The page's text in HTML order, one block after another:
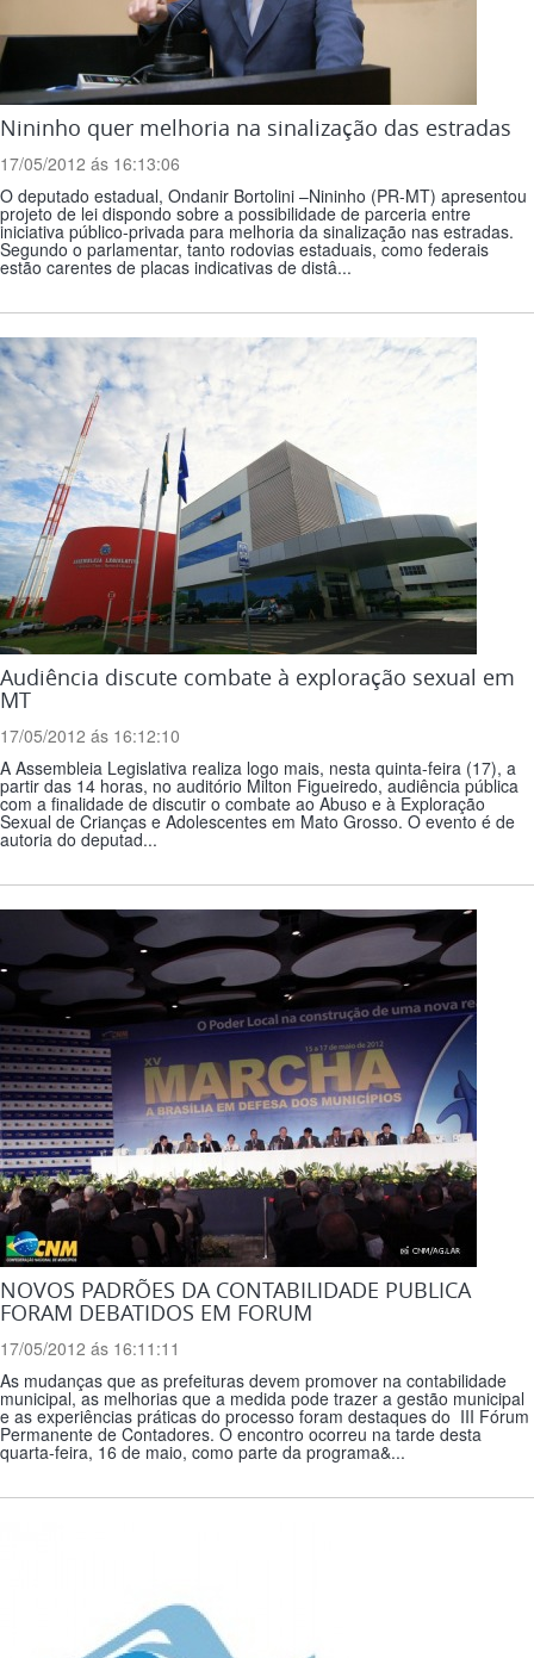
Nininho quer melhoria na sinalização das estradas
17/05/2012 ás 16:13:06
O deputado estadual, Ondanir Bortolini –Nininho (PR-MT) apresentou
projeto de lei dispondo sobre a possibilidade de parceria entre
iniciativa público-privada para melhoria da sinalização nas estradas.
Segundo o parlamentar, tanto rodovias estaduais, como federais
estão carentes de placas indicativas de distâ...
Audiência discute combate à exploração sexual em
MT
17/05/2012 ás 16:12:10
A Assembleia Legislativa realiza logo mais, nesta quinta-feira (17), a
partir das 14 horas, no auditório Milton Figueiredo, audiência pública
com a finalidade de discutir o combate ao Abuso e à Exploração
Sexual de Crianças e Adolescentes em Mato Grosso. O evento é de
autoria do deputad...
NOVOS PADRÕES DA CONTABILIDADE PUBLICA
FORAM DEBATIDOS EM FORUM
17/05/2012 ás 16:11:11
As mudanças que as prefeituras devem promover na contabilidade
municipal, as melhorias que a medida pode trazer a gestão municipal
e as experiências práticas do processo foram destaques do III Fórum
Permanente de Contadores. O encontro ocorreu na tarde desta
quarta-feira, 16 de maio, como parte da programa&...